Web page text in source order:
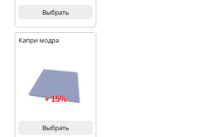
Выбрать
Капри модра
+ 15%
Выбрать